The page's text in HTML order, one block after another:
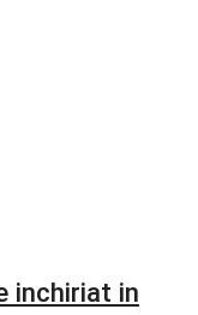
inchiriat in